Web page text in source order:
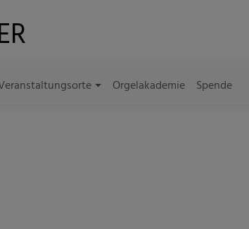
Orgelakademie Spende